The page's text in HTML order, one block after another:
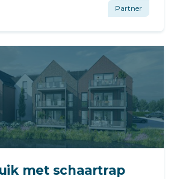
Waarom? Het dakluik
energiezuinig pand en biedt
toegang tot het dak.
Partner
met schaartrap